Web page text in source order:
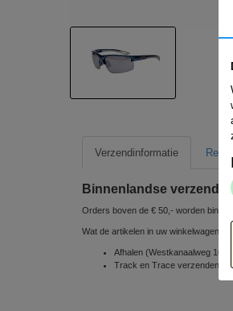
Verzendinformatie
Binnenlandse verzending
Orders boven de € 50,- worden
Wat de artikelen in uw winkelwagen
Afhalen (Westkanaalweg 10e,
Track en Trace verzenden via